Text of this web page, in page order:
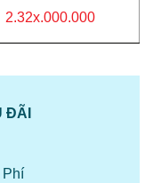
2.32x.000.000
ĐÃI
Phí